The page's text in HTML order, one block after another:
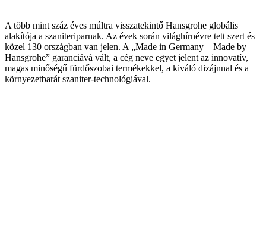
A több mint száz éves múltra visszatekintő Hansgrohe globális
alakítója a szaniteriparnak. Az évek során világhírnévre tett szert és
közel 130 országban van jelen. A „Made in Germany – Made by
Hansgrohe” garanciává vált, a cég neve egyet jelent az innovatív,
magas minőségű fürdőszobai termékekkel, a kiváló dizájnnal és a
környezetbarát szaniter-technológiával.